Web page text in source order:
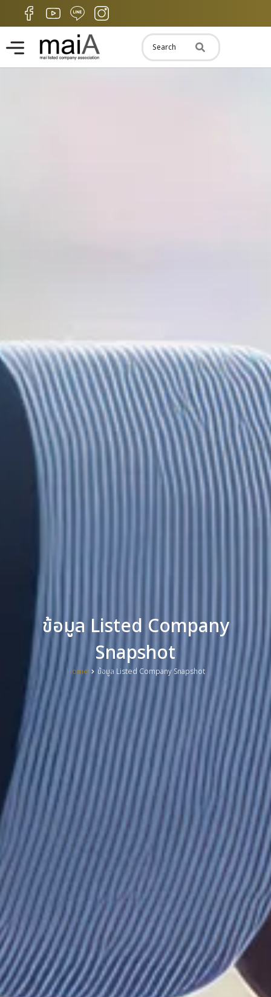
ข้อมูล Listed Company
Snapshot
You are here:Home ข้อมูล Listed Company Snapshot